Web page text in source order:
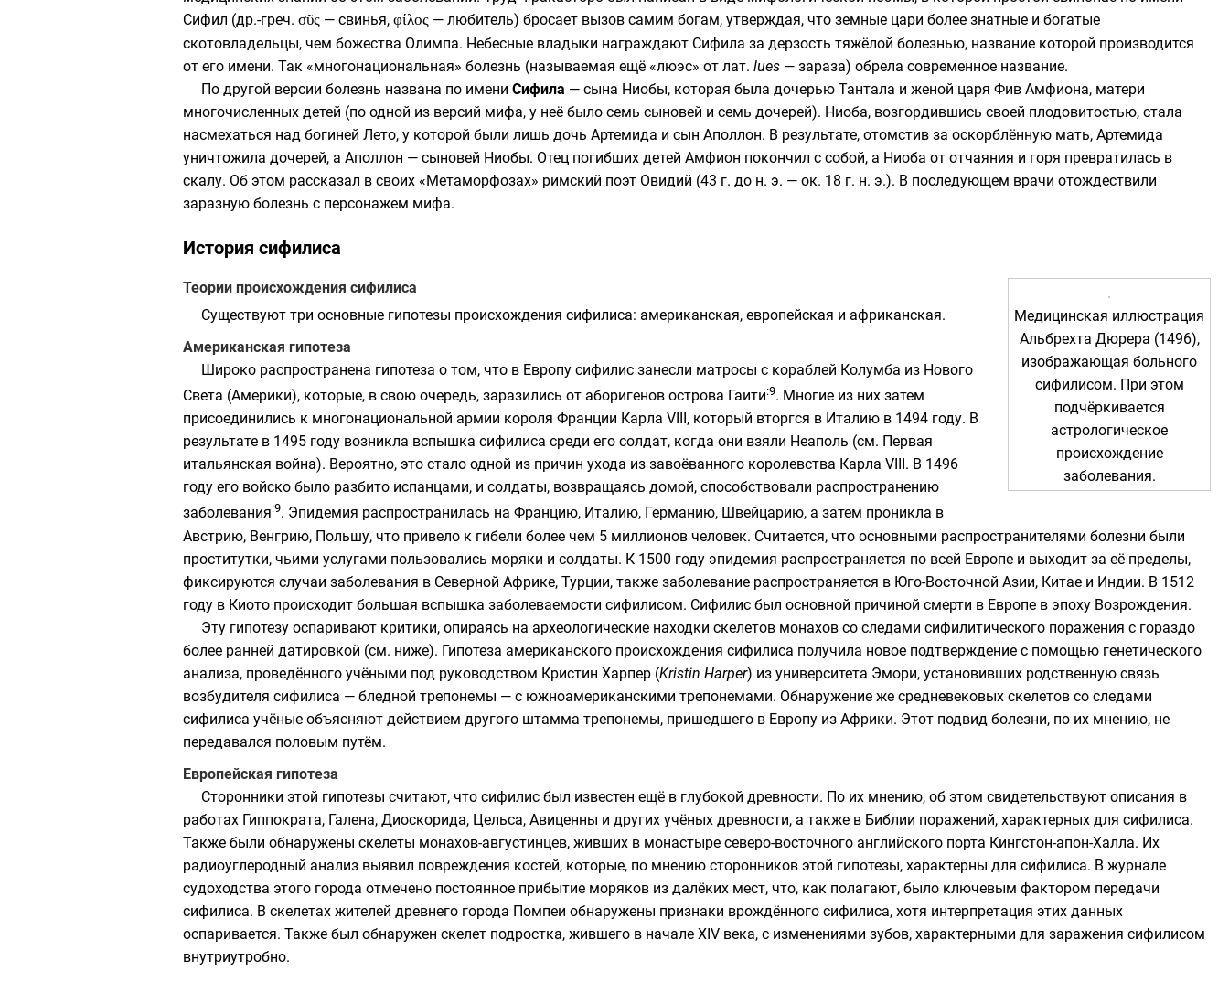
Сифил (др.-греч. σῦς — свинья, φίλος — любитель) бросает вызов самим богам, утверждая, что земные цари более знатные и богатые
скотовладельцы, чем божества Олимпа. Небесные владыки награждают Сифила за дерзость тяжёлой болезнью, название которой производится
от его имени. Так «многонациональная» болезнь (называемая ещё «люэс» от лат. lues — зараза) обрела современное название.
По другой версии болезнь названа по имени Сифила — сына Ниобы, которая была дочерью Тантала и женой царя Фив Амфиона, матери
многочисленных детей (по одной из версий мифа, у неё было семь сыновей и семь дочерей). Ниоба, возгордившись своей плодовитостью, стала
насмехаться над богиней Лето, у которой были лишь дочь Артемида и сын Аполлон. В результате, отомстив за оскорблённую мать, Артемида
уничтожила дочерей, а Аполлон — сыновей Ниобы. Отец погибших детей Амфион покончил с собой, а Ниоба от отчаяния и горя превратилась в
скалу. Об этом рассказал в своих «Метаморфозах» римский поэт Овидий (43 г. до н. э. — ок. 18 г. н. э.). В последующем врачи отождествили
заразную болезнь с персонажем мифа.
История сифилиса
Медицинская иллюстрация
Альбрехта Дюрера (1496),
изображающая больного
сифилисом. При этом
подчёркивается
астрологическое
происхождение
заболевания.
Теории происхождения сифилиса
Существуют три основные гипотезы происхождения сифилиса: американская, европейская и африканская.
Американская гипотеза
Широко распространена гипотеза о том, что в Европу сифилис занесли матросы с кораблей Колумба из Нового
Света (Америки), которые, в свою очередь, заразились от аборигенов острова Гаити:9. Многие из них затем
присоединились к многонациональной армии короля Франции Карла VIII , который вторгся в Италию в 1494 году. В
результате в 1495 году возникла вспышка сифилиса среди его солдат, когда они взяли Неаполь (см. Первая
итальянская война). Вероятно, это стало одной из причин ухода из завоёванного королевства Карла VIII. В 1496
году его войско было разбито испанцами, и солдаты, возвращаясь домой, способствовали распространению
заболевания:9. Эпидемия распространилась на Францию, Италию, Германию, Швейцарию, а затем проникла в
Австрию, Венгрию, Польшу, что привело к гибели более чем 5 миллионов человек. Считается, что основными распространителями болезни были
проститутки, чьими услугами пользовались моряки и солдаты. К 1500 году эпидемия распространяется по всей Европе и выходит за её пределы,
фиксируются случаи заболевания в Северной Африке, Турции, также заболевание распространяется в Юго-Восточной Азии, Китае и Индии. В 1512
году в Киото происходит большая вспышка заболеваемости сифилисом. Сифилис был основной причиной смерти в Европе в эпоху Возрождения.
Эту гипотезу оспаривают критики, опираясь на археологические находки скелетов монахов со следами сифилитического поражения с гораздо
более ранней датировкой (см. ниже). Гипотеза американского происхождения сифилиса получила новое подтверждение с помощью генетического
анализа, проведённого учёными под руководством Кристин Харпер (Kristin Harper) из университета Эмори, установивших родственную связь
возбудителя сифилиса — бледной трепонемы — с южноамериканскими трепонемами. Обнаружение же средневековых скелетов со следами
сифилиса учёные объясняют действием другого штамма трепонемы, пришедшего в Европу из Африки. Этот подвид болезни, по их мнению, не
передавался половым путём.
Европейская гипотеза
Сторонники этой гипотезы считают, что сифилис был известен ещё в глубокой древности. По их мнению, об этом свидетельствуют описания в
работах Гиппократа, Галена, Диоскорида, Цельса, Авиценны и других учёных древности, а также в Библии поражений, характерных для сифилиса.
Также были обнаружены скелеты монахов-августинцев, живших в монастыре северо-восточного английского порта Кингстон-апон-Халла. Их
радиоуглеродный анализ выявил повреждения костей, которые, по мнению сторонников этой гипотезы, характерны для сифилиса. В журнале
судоходства этого города отмечено постоянное прибытие моряков из далёких мест, что, как полагают, было ключевым фактором передачи
сифилиса. В скелетах жителей древнего города Помпеи обнаружены признаки врождённого сифилиса, хотя интерпретация этих данных
оспаривается. Также был обнаружен скелет подростка, жившего в начале XIV века, с изменениями зубов, характерными для заражения сифилисом
внутриутробно.